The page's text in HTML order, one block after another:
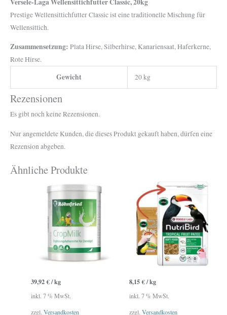
Prestige Wellensittichfutter Classic ist eine traditionelle Mischung für
Wellensittich.
Zusammensetzung: Plata Hirse, Silberhirse, Kanariensaat, Haferkerne,
Rote Hirse.
Gewicht 20 kg
Rezensionen
Es gibt noch keine Rezensionen.
Nur angemeldete Kunden, die dieses Produkt gekauft haben, dürfen eine
Rezension abgeben.
Ähnliche Produkte
39,92€/kg
inkl. 7 % MwSt.
zzgl.Versandkosten
8,15€/kg
inkl. 7 % MwSt.
zzgl. Versandkosten